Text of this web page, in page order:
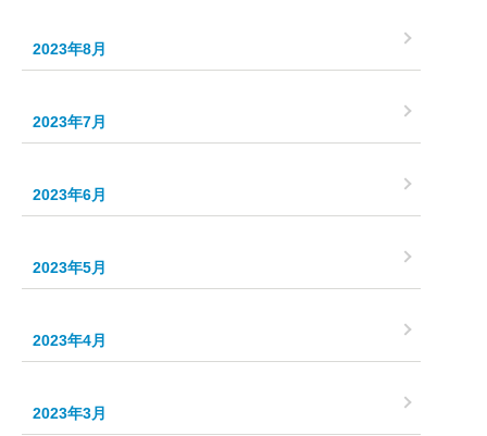
2023年8月
2023年7月
2023年6月
2023年5月
2023年4月
2023年3月